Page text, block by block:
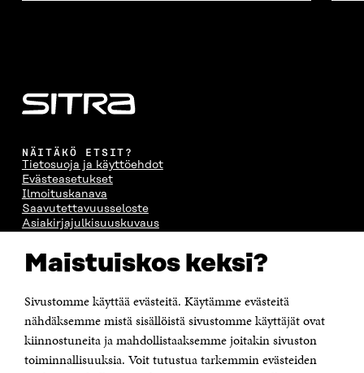
Maistuiskos keksi?
Sivustomme käyttää evästeitä. Käytämme evästeitä
nähdäksemme mistä sisällöistä sivustomme käyttäjät ovat
kiinnostuneita ja mahdollistaaksemme joitakin sivuston
toiminnallisuuksia. Voit tutustua tarkemmin evästeiden
NÄITÄKÖ ETSIT?
Tietosuoja ja käyttöehdot
Evästeasetukset
Ilmoituskanava
Saavutettavuusseloste
Asiakirjajulkisuuskuvaus
Suomen itsenäisyyden juhlarahasto Sitra
Itämerenkatu 11-13, PL 160,
00181 Helsinki
Puhelin +358 294 618 991
Sähköpostiosoite